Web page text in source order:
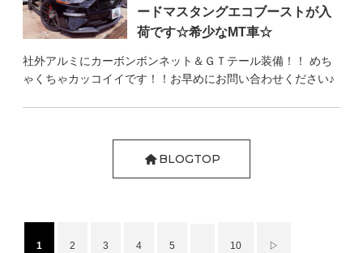
ードマスタングエコブーストが入
荷です☆希少なMT車☆
社外アルミにカーボンボンネット＆ＧＴテール装備！！ めち
ゃくちゃカッコイイです！！お早めにお問い合わせください♪
BLOGTOP
1 2 3 4 5 10 ▷